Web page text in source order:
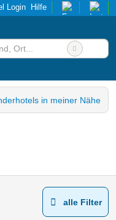
Login Hilfe
in meiner Nähe
alle Filter